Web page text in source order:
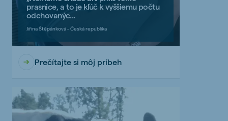
prasnice, a to je kľúč k vyššiemu počtu
odchovanýc...
Jiřina Štěpánková - Česká republika
Prečítajte si môj príbeh